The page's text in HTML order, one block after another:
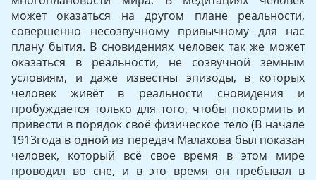
может оказаться на другом плане реальности,
совершенно несозвучному привычному для нас
плану бытия. В сновидениях человек так же может
оказаться в реальности, не созвучной земным
условиям, и даже известны эпизоды, в которых
человек живёт в реальности сновидения и
пробуждается только для того, чтобы покормить и
привести в порядок своё физическое тело (В начале
1913года в одной из передач Малахова был показан
человек, который всё свое время в этом мире
проводил во сне, и в это время он пребывал в